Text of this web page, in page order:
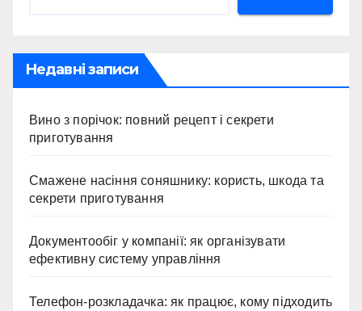
Недавні записи
Вино з порічок: повний рецепт і секрети
приготування
Смажене насіння соняшнику: користь, шкода та
секрети приготування
Документообіг у компанії: як організувати
ефективну систему управління
Телефон-розкладачка: як працює, кому підходить